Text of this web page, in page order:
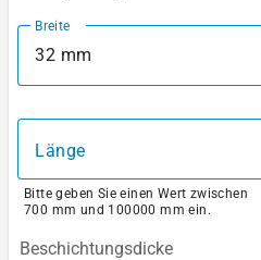
Breite
32 mm
Länge
Bitte geben Sie einen Wert zwischen
700 mm und 100000 mm ein.
Beschichtungsdicke